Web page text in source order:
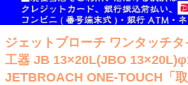
ジェットブローチ ワンタッチ
工器 JB 13×20L(JBO
JETBROACH ONE-TOUCH「